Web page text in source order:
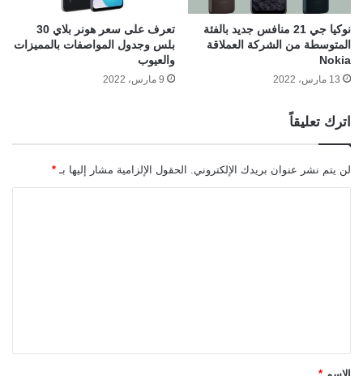
نوكيا جي 21 منافس جديد بالفئة
المتوسطة من الشركة العملاقة
Nokia
13 مارس، 2022
تعرف على سعر هونر بلاي 30
بلس وجدول المواصفات بالمميزات
والعيوب
9 مارس، 2022
اترك تعليقاً
لن يتم نشر عنوان بريدك الإلكتروني. الحقول الإلزامية مشار إليها بـ *
*